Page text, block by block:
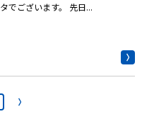
でございます。 先日...